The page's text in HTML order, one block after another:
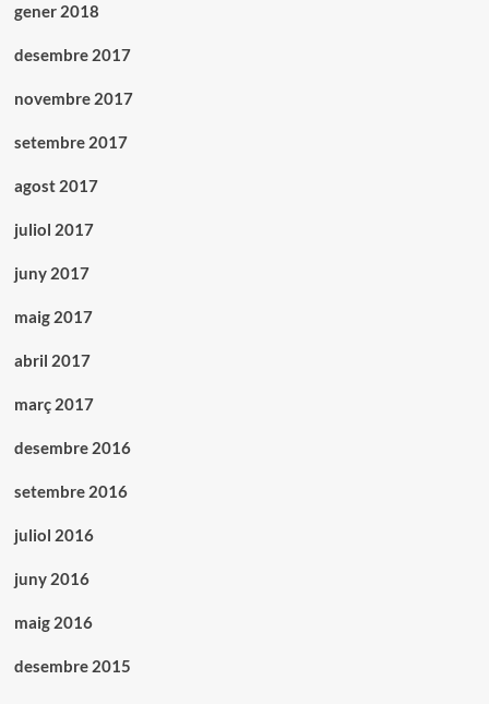
gener 2018
desembre 2017
novembre 2017
setembre 2017
agost 2017
juliol 2017
juny 2017
maig 2017
abril 2017
març 2017
desembre 2016
setembre 2016
juliol 2016
juny 2016
maig 2016
desembre 2015